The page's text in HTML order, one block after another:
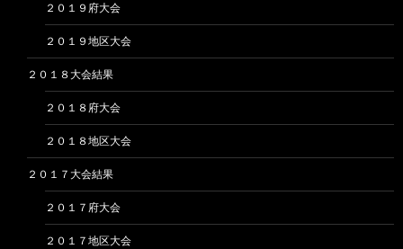
２０１９府大会
２０１９地区大会
２０１８大会結果
２０１８府大会
２０１８地区大会
２０１７大会結果
２０１７府大会
２０１７地区大会